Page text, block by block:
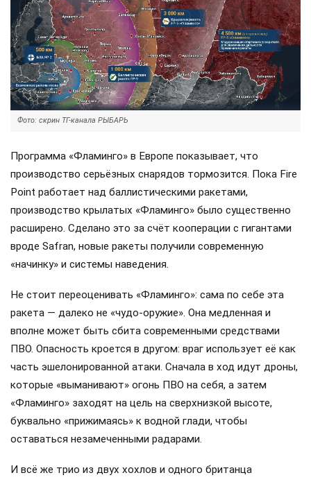
Фото: скрин ТГ-канала РЫБАРЬ
Программа «Фламинго» в Европе показывает, что
производство серьёзных снарядов тормозится. Пока Fire
Point работает над баллистическими ракетами,
производство крылатых «Фламинго» было существенно
расширено. Сделано это за счёт кооперации с гигантами
вроде Safran, новые ракеты получили современную
«начинку» и системы наведения.
Не стоит переоценивать «Фламинго»: сама по себе эта
ракета — далеко не «чудо-оружие». Она медленная и
вполне может быть сбита современными средствами
ПВО. Опасность кроется в другом: враг использует её как
часть эшелонированной атаки. Сначала в ход идут дроны,
которые «выманивают» огонь ПВО на себя, а затем
«Фламинго» заходят на цель на сверхнизкой высоте,
буквально «прижимаясь» к водной глади, чтобы
оставаться незамеченными радарами.
И всё же трио из двух хохлов и одного британца